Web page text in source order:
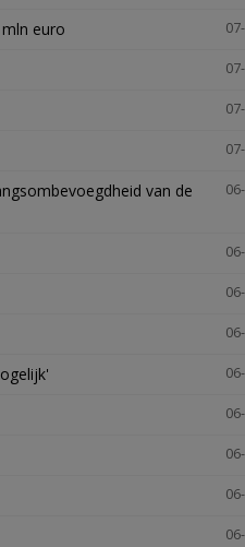
euro
van de